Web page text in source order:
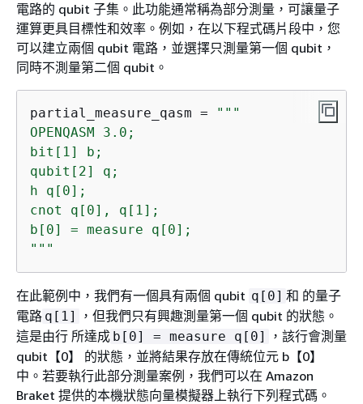
電路的 qubit 子集。此功能通常稱為部分測量，可讓量子
運算更具目標性和效率。例如，在以下程式碼片段中，您
可以建立兩個 qubit 電路，並選擇只測量第一個 qubit，
同時不測量第二個 qubit。
partial_measure_qasm =
"""
OPENQASM 3.0;
bit[1] b;
qubit[2] q;
h q[0];
cnot q[0], q[1];
b[0] = measure q[0];
"""
在此範例中，我們有一個具有兩個 qubit q[0] 和 的量子
電路 q[1]
，但我們只有興趣測量第一個 qubit 的狀態。
這是由行 所達成 b[0] = measure q[0]
，該行會測量
qubit【0】 的狀態，並將結果存放在傳統位元 b【0】
中。若要執行此部分測量案例，我們可以在 Amazon
Braket 提供的本機狀態向量模擬器上執行下列程式碼。